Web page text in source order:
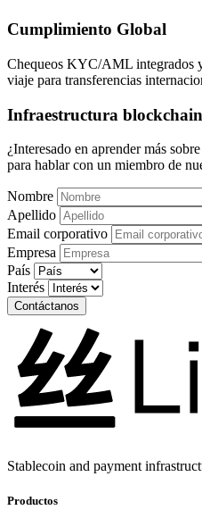
Cumplimiento Global
Chequeos KYC/AML integrados
viaje para transferencias
Infraestructura
¿Interesado en aprender más
para hablar con un miembro de
Nombre
Apellido
Email corporativo
Empresa
País
Interés
Contáctanos
Stablecoin and payment
Productos